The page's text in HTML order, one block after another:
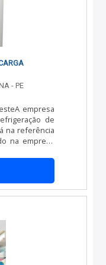
o sucesso
sua área de
Montagem
por painel
proativos;
de alta
de última
tem o que
fria em
com
de câmaras
se
com os
de alta
e mão de
de entrega
- PE
empresa
de
na referência
na empresa
POUCO
DE CARGASe
de carga
na China
refrigeração
em orçar
serviços que